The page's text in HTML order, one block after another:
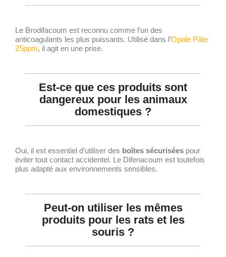
Le Brodifacoum est reconnu comme l’un des
anticoagulants les plus puissants. Utilisé dans l’Opale Pâte
25ppm, il agit en une prise.
Est-ce que ces produits sont
dangereux pour les animaux
domestiques ?
Oui, il est essentiel d’utiliser des boîtes sécurisées pour
éviter tout contact accidentel. Le Difenacoum est toutefois
plus adapté aux environnements sensibles.
Peut-on utiliser les mêmes
produits pour les rats et les
souris ?